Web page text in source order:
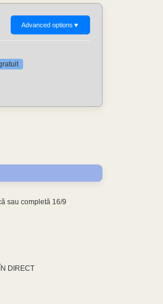
Advanced options ▼
sau completă 16/9
DIRECT